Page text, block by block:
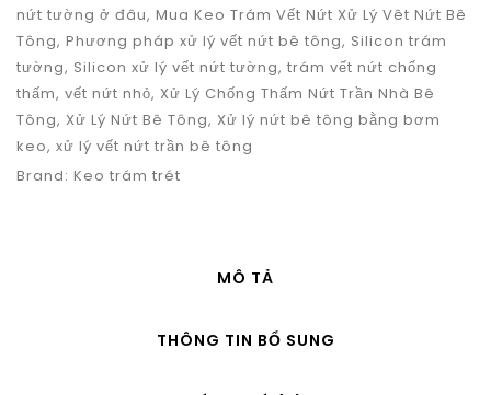
nứt tường ở đâu, Mua Keo Trám Vết Nứt Xử Lý Vêt Nứt Bê
Tông, Phương pháp xử lý vết nứt bê tông, Silicon trám
tường, Silicon xử lý vết nứt tường, trám vết nứt chống
thấm, vết nứt nhỏ, Xử Lý Chống Thấm Nứt Trần Nhà Bê
Tông, Xử Lý Nứt Bê Tông, Xử lý nứt bê tông bằng bơm
keo, xử lý vết nứt trần bê tông
Brand: Keo trám trét
MÔ TẢ
THÔNG TIN BỔ SUNG